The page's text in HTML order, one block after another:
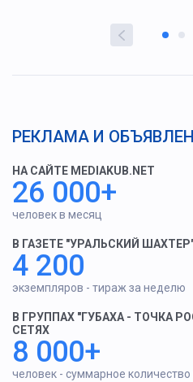
РЕКЛАМА И
НА САЙТЕ MEDIAKUB.NET
26 000+
человек в месяц
В ГАЗЕТЕ "УРАЛЬСКИЙ
4 200
экземпляров - тираж за неделю
В ГРУППАХ "ГУБАХА - ТОЧКА
СЕТЯХ
8 000+
человек - суммарное